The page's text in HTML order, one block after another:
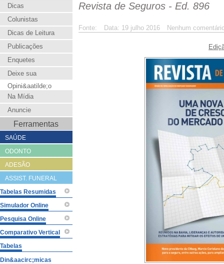
Dicas
Colunistas
Dicas de Leitura
Publicações
Enquetes
Deixe sua
Opini&aatilde;o
Na Mídia
Anuncie
Ferramentas
SAÚDE
ODONTO
ADESÃO
ASSIST. FUNERAL
Tabelas Resumidas
Simulador Online
Pesquisa Online
Comparativo Vertical
Tabelas
Din&aacirc;micas
Revista de Seguros - Ed. 896
Fonte: Data: 19 julho 2016 Nenhum